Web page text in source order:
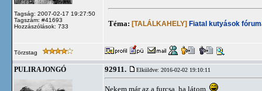
Tagság: 2007-02-17 19:27:50
Tagszám: #41693
Hozzászólások: 733
Téma: [TALÁLKAHELY] Fiatal kutyások
Törzstag
PULIRAJONGÓ 92911. Elküldve: 2016-02-02 19:10:11
Nekem már az a furcsa, ha látom.